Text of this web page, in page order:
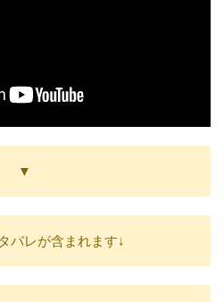
▼
バレが含まれます↓